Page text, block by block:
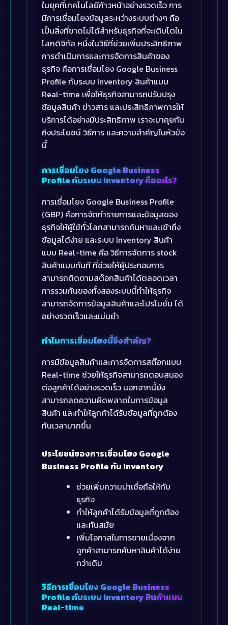
ในยุคที่เทคโนโลยีก้าวหน้าอย่างรวดเร็ว การ
มีการเชื่อมโยงข้อมูลระหว่างระบบต่างๆ ถือ
เป็นสิ่งที่ขาดไม่ได้สำหรับธุรกิจที่จะเติบโตใน
โลกดิจิทัล หนึ่งในวิธีที่ช่วยเพิ่มประสิทธิภาพ
การดำเนินการและการจัดการสินค้าของ
ธุรกิจ คือการเชื่อมโยง Google Business
Profile กับระบบ Inventory สินค้าแบบ
Real-time เพื่อให้ธุรกิจสามารถปรับปรุง
ข้อมูลสินค้า ข่าวสาร และประสิทธิภาพการให้
บริการได้อย่างมีประสิทธิภาพ เราจะมาคุยกัน
ถึงประโยชน์ วิธีการ และความสำคัญในหัวข้อ
นี้
การเชื่อมโยง Google Business
Profile กับระบบ Inventory คืออะไร?
การเชื่อมโยง Google Business Profile
(GBP) คือการจัดทำรายการและข้อมูลของ
ธุรกิจให้ผู้ใช้ทั่วโลกสามารถค้นหาและเข้าถึง
ข้อมูลได้ง่าย และระบบ Inventory สินค้า
แบบ Real-time คือ วิธีการจัดการ stock
สินค้าแบบทันที ที่ช่วยให้ผู้ประกอบการ
สามารถติดตามสต๊อกสินค้าได้ตลอดเวลา
การรวมกันของทั้งสองระบบนี้ทำให้ธุรกิจ
สามารถจัดการข้อมูลสินค้าและโปรโมชั่น ได้
อย่างรวดเร็วและแม่นยำ
ทำไมการเชื่อมโยงนี้จึงสำคัญ?
การมีข้อมูลสินค้าและการจัดการสต๊อกแบบ
Real-time ช่วยให้ธุรกิจสามารถตอบสนอง
ต่อลูกค้าได้อย่างรวดเร็ว นอกจากนี้ยัง
สามารถลดความผิดพลาดในการข้อมูล
สินค้า และทำให้ลูกค้าได้รับข้อมูลที่ถูกต้อง
ทันเวลามากขึ้น
ประโยชน์ของการเชื่อมโยง Google
Business Profile กับ Inventory
ช่วยเพิ่มความน่าเชื่อถือให้กับ
ธุรกิจ
ทำให้ลูกค้าได้รับข้อมูลที่ถูกต้อง
และทันสมัย
เพิ่มโอกาสในการขายเนื่องจาก
ลูกค้าสามารถค้นหาสินค้าได้ง่าย
กว่าเดิม
วิธีการเชื่อมโยง Google Business
Profile กับระบบ Inventory สินค้าแบบ
Real-time